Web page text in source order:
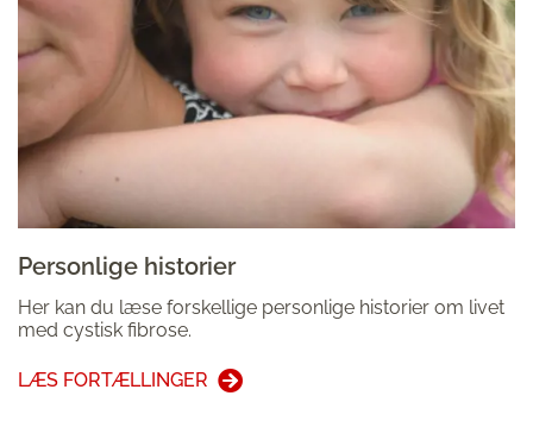
Personlige historier
Her kan du læse forskellige personlige historier om livet
med cystisk fibrose.
LÆS FORTÆLLINGER